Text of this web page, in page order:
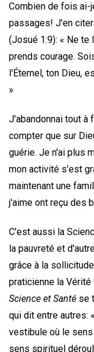
Combien de fois ai-
passages! J'en
(Josué 1:9): « Ne
prends courage.
l'Éternel, ton Dieu,
»
J'abandonnai tout à
compter que sur
guérie. Je n'ai plus
mon activité s'est
maintenant une
j'aime ont reçu des
C'est aussi la
la pauvreté et
grâce à la
praticienne la
Science et Santé se
qui dit entre autres:
vestibule où le
sens spirituel